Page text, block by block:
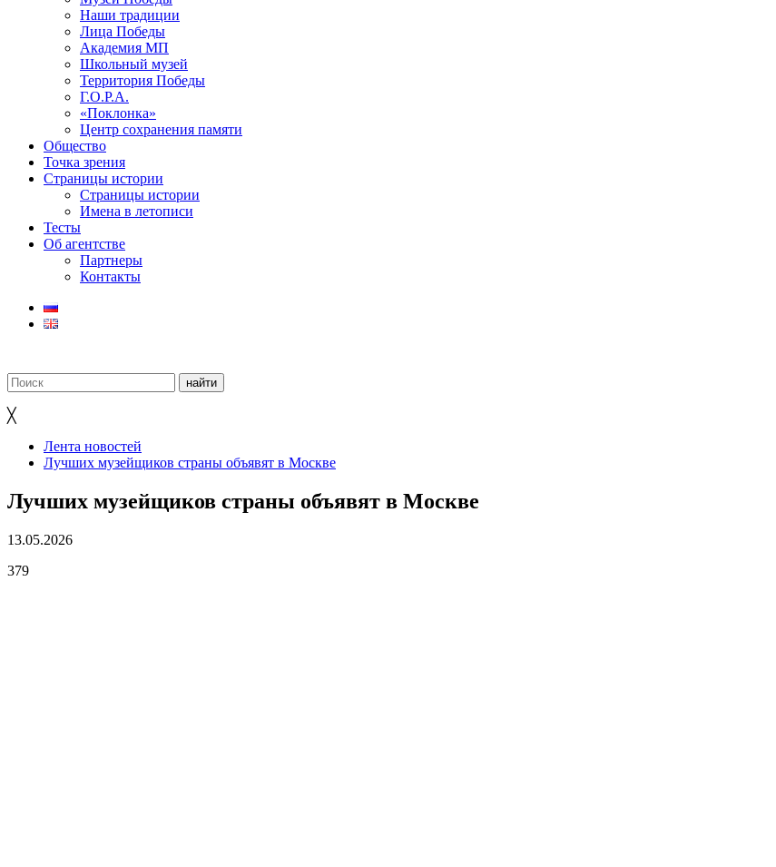
Наши традиции
Лица Победы
Академия МП
Школьный музей
Территория Победы
Г.О.Р.А.
«Поклонка»
Центр сохранения памяти
Общество
Точка зрения
Страницы истории
Страницы истории
Имена в летописи
Тесты
Об агентстве
Партнеры
Контакты
╳
Лента новостей
Лучших музейщиков страны объявят в Москве
Лучших музейщиков страны объявят в Москве
13.05.2026
379